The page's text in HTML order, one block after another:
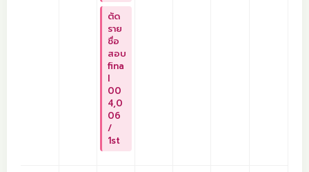
ตัด
ราย
ชื่อ
สอบ
fina
l
00
4,0
06
/
1st